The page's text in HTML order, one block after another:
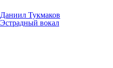
Даниил Тукмаков
Эстрадный вокал